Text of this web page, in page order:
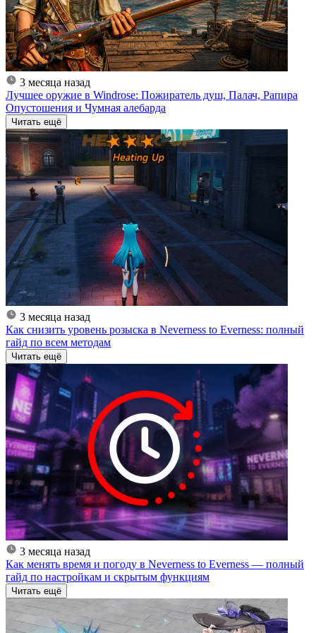
3 месяца назад
Лучшее оружие в Windrose: Пожиратель душ, Палач, Рапира
Опустошения и Чумная алебарда
Читать ещё
3 месяца назад
Как снизить уровень розыска в Neverness to Everness: полный
гайд по всем методам
Читать ещё
3 месяца назад
Как менять время и погоду в Neverness to Everness — полный
гайд по настройкам и скрытым функциям
Читать ещё